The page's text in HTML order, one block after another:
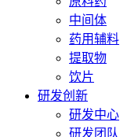
中间体
药用辅料
提取物
饮片
研发创新
研发中心
研发团队